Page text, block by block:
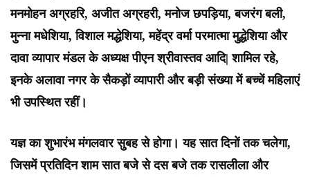
मनमोहन अग्रहरि, अजीत अग्रहरी, मनोज छपड़िया, बजरंग बली,
मुन्ना मधेशिया, विशाल मद्धेशिया, महेंद्र वर्मा परमात्मा मुद्धेशिया और
दावा व्यापार मंडल के अध्यक्ष पीएन श्रीवास्तव आदि| शामिल रहे,
इनके अलावा नगर के सैकड़ों व्यापारी और बड़ी संख्या में बच्चें महिलाएं
भी उपस्थित रहीं।
यज्ञ का शुभारंभ मंगलवार सुबह से होगा। यह सात दिनों तक चलेगा,
जिसमें प्रतिदिन शाम सात बजे से दस बजे तक रासलीला और